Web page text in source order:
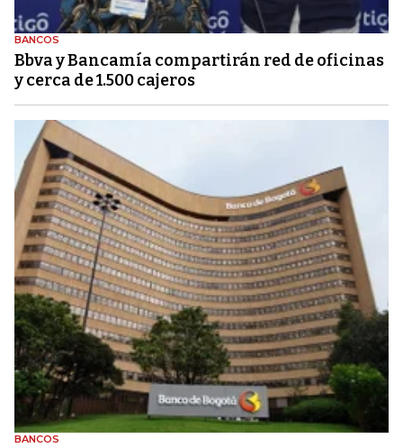
BANCOS
Bbva y Bancamía compartirán red de oficinas
y cerca de 1.500 cajeros
BANCOS